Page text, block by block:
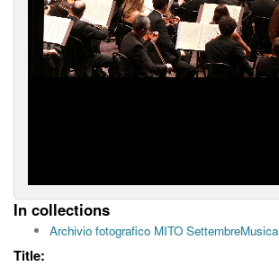
In collections
Archivio fotografico MITO SettembreMusica
Title: